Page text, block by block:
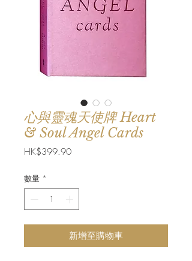
心與靈魂天使牌 Heart
& Soul Angel Cards
HK$399.90價
數量 *
新增至購物車